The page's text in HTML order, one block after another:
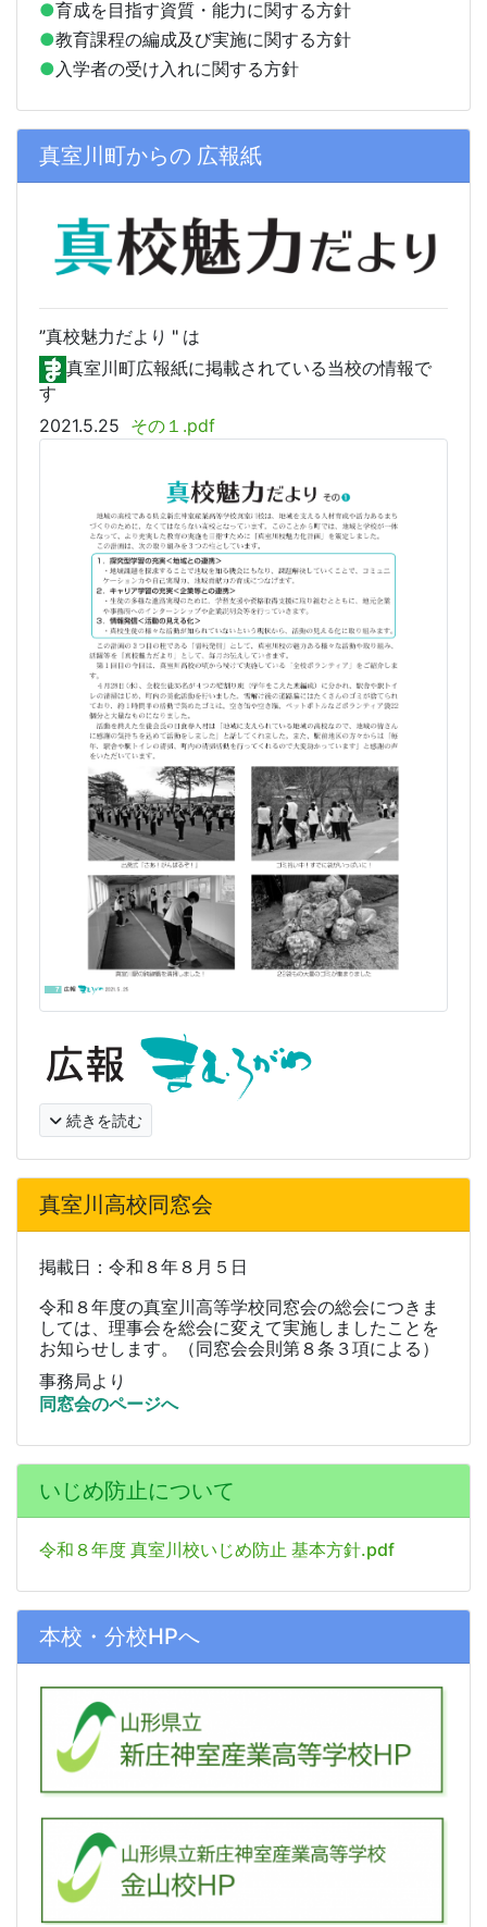
●育成を目指す資質・能力に関する方針
●教育課程の編成及び実施に関する方針
●入学者の受け入れに関する方針
真室川町からの 広報紙
”真校魅力だより " は
真室川町広報紙に掲載されている当校の情報で
す
2021.5.25 その１.pdf
続きを読む
真室川高校同窓会
掲載日：令和８年８月５日
令和８年度の真室川高等学校同窓会の総会につきま
しては、理事会を総会に変えて実施しましたことを
お知らせします。（同窓会会則第８条３項による）
事務局より
同窓会のページへ
いじめ防止について
令和８年度 真室川校いじめ防止 基本方針.pdf
本校・分校HPへ